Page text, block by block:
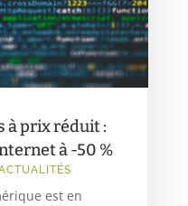
à prix réduit :
à -50 %
est en